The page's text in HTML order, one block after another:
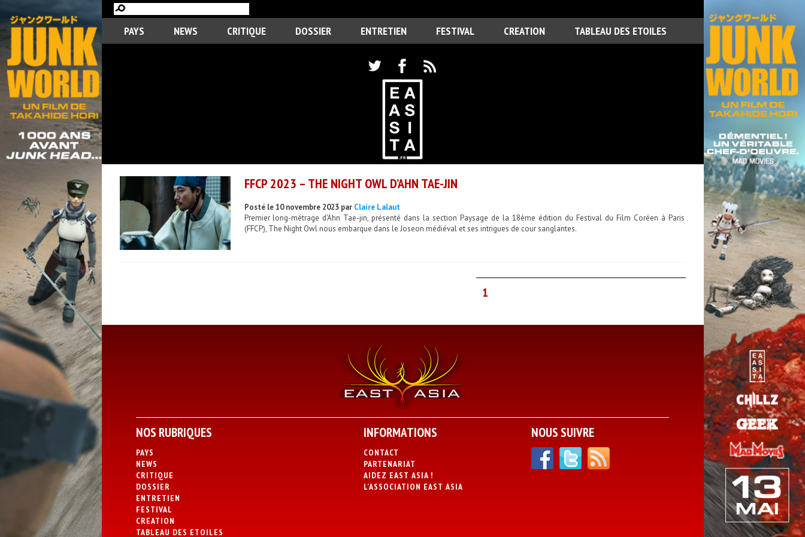
PAYS NEWS CRITIQUE DOSSIER ENTRETIEN FESTIVAL CREATION TABLEAU DES ETOILES
FFCP 2023 – THE NIGHT OWL D’AHN TAE-JIN
Posté le 10 novembre 2023 par Claire Lalaut
Premier long-métrage d'Ahn Tae-jin, présenté dans la section Paysage de la 18ème édition du Festival du Film Coréen à Paris
(FFCP), The Night Owl nous embarque dans le Joseon médiéval et ses intrigues de cour sanglantes.
1
NOS RUBRIQUES
PAYS
NEWS
CRITIQUE
DOSSIER
ENTRETIEN
FESTIVAL
CREATION
TABLEAU DES ETOILES
INFORMATIONS
CONTACT
PARTENARIAT
AIDEZ EAST ASIA !
L’ASSOCIATION EAST ASIA
NOUS SUIVRE